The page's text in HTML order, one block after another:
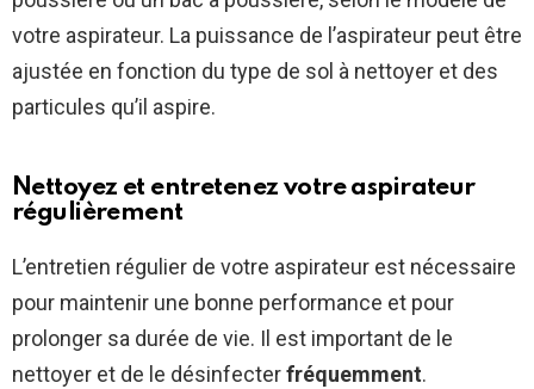
votre aspirateur. La puissance de l’aspirateur peut être
ajustée en fonction du type de sol à nettoyer et des
particules qu’il aspire.
Nettoyez et entretenez votre aspirateur
régulièrement
L’entretien régulier de votre aspirateur est nécessaire
pour maintenir une bonne performance et pour
prolonger sa durée de vie. Il est important de le
nettoyer et de le désinfecterfréquemment.